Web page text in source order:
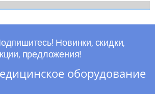
Новинки, скидки,
предложения!
оборудование